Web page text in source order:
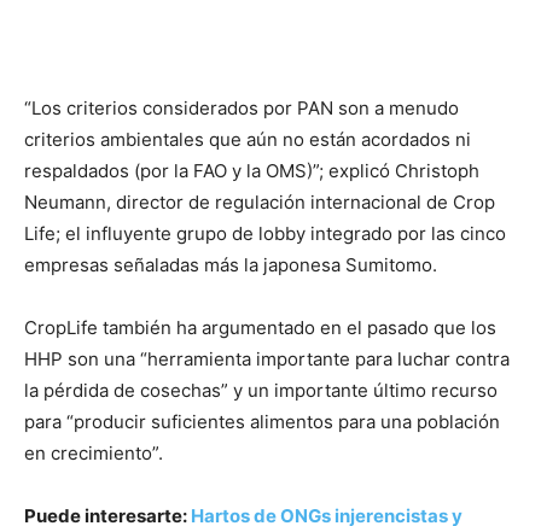
“Los criterios considerados por PAN son a menudo
criterios ambientales que aún no están acordados ni
respaldados (por la FAO y la OMS)”; explicó Christoph
Neumann, director de regulación internacional de Crop
Life; el influyente grupo de lobby integrado por las cinco
empresas señaladas más la japonesa Sumitomo.
CropLife también ha argumentado en el pasado que los
HHP son una “herramienta importante para luchar contra
la pérdida de cosechas” y un importante último recurso
para “producir suficientes alimentos para una población
en crecimiento”.
Puede interesarte: Hartos de ONGs injerencistas y